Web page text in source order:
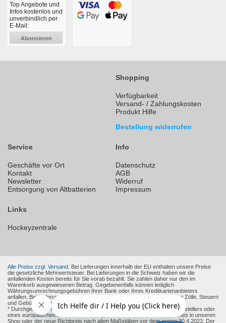
Top Angebote und
Infos kostenlos und
unverbindlich per
E-Mail:
Abonnieren
Shopping
Verfügbarkeit
Versand- / Zahlungskosten
Produkt Hilfe
Bestellung widerrufen
Service
Geschäfte vor Ort
Kontakt
Newsletter
Entsorgung von Altbatterien
Info
Datenschutz
AGB
Widerruf
Impressum
Links
Hockeyzentrale
Alle Preise zzgl. Versand. Bei Lieferungen innerhalb der EU enthalten unsere Preise
die gesetzliche Mehrwertsteuer. Bei Lieferungen in die Schweiz haben wir die
anfallenden Kosten bereits für Sie vorab bezahlt. Sie zahlen daher nur den im
Warenkorb ausgewiesenen Betrag. Gegebenenfalls können lediglich
Währungsumrechnungsgebühren Ihrer Bank oder Ihres Kreditkartenanbieters
anfallen. Bei Lieferungen in andere Nicht-EU-Länder können zusätzliche Zölle, Steuern
und Gebühren entstehen.
* Durchgestrichene Preise sind die empfohlenen Verkaufspreise des Herstellers oder
eines europäischen Händlers zum Zeitpunkt der Aufnahme des Produktes in unseren
Shop oder der neue Richtpreis nach alten Maßstäben vor dem ersten 30.4.2023. Der